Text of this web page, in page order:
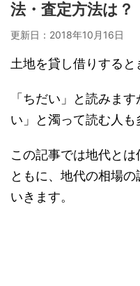
法・査定方法は？
更新日： 2018年10月16日
土地を貸し借りする
「ちだい」と読みま
い」と濁って読む人も
この記事では地代と
ともに、地代の相場
いきます。